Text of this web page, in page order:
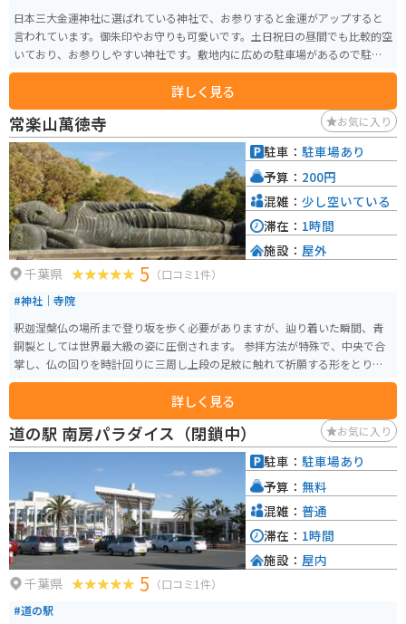
日本三大金運神社に選ばれている神社で、お参りすると金運がアップすると
言われています。御朱印やお守りも可愛いです。土日祝日の昼間でも比較的空
いており、お参りしやすい神社です。敷地内に広めの駐車場があるので駐車
場には困りません。
詳しく見る
常楽山萬徳寺 お気に入り
千葉県 5 （口コミ1件）
#神社｜寺院
釈迦涅槃仏の場所まで登り坂を歩く必要がありますが、辿り着いた瞬間、青
銅製としては世界最大級の姿に圧倒されます。 参拝方法が特殊で、中央で合
掌し、仏の回りを時計回りに三周し上段の足紋に触れて祈願する形をとり、
大願成就、足腰へのご利益を受けることができます。
詳しく見る
駐車： 駐車場あり
予算： 200円
混雑： 少し空いている
滞在： 1時間
施設： 屋外
道の駅 南房パラダイス（閉鎖中） お気に入り
千葉県 5 （口コミ1件）
#道の駅
駐車： 駐車場あり
予算： 無料
混雑： 普通
滞在： 1時間
施設： 屋内